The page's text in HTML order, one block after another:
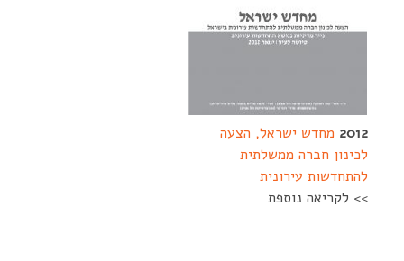
2012 מחדש ישראל, הצעה
לכינון חברה ממשלתית
להתחדשות עירונית
>> לקריאה נוספת